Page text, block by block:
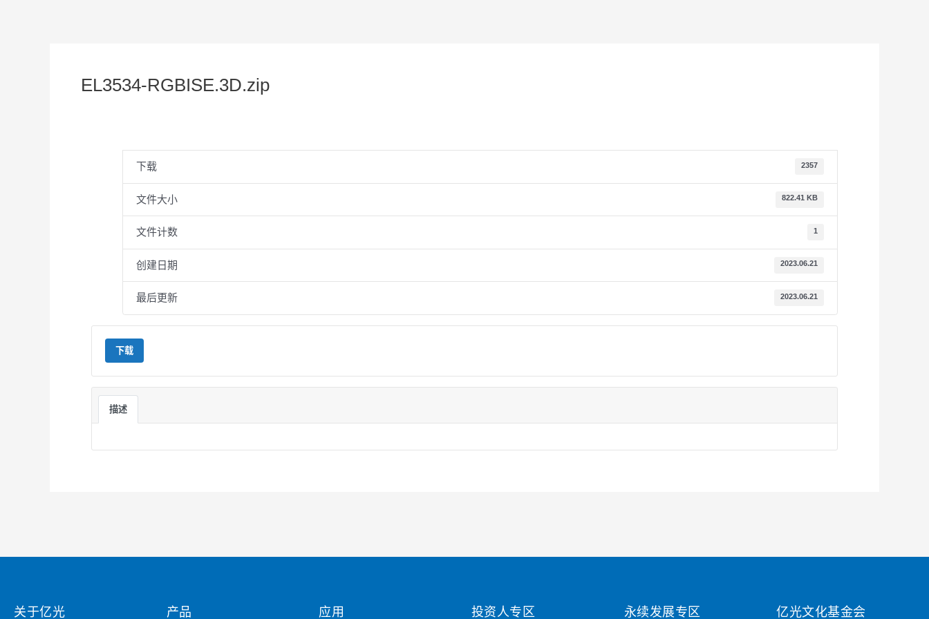
EL3534-RGBISE.3D.zip
下载 2357
文件大小 822.41 KB
文件计数 1
创建日期 2023.06.21
最后更新 2023.06.21
下载
描述
关于亿光 产品 应用 投资人专区 永续发展专区 亿光文化基金会